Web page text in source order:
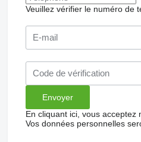
Veuillez vérifier le numéro de
En cliquant ici, vous acceptez
Vos données personnelles